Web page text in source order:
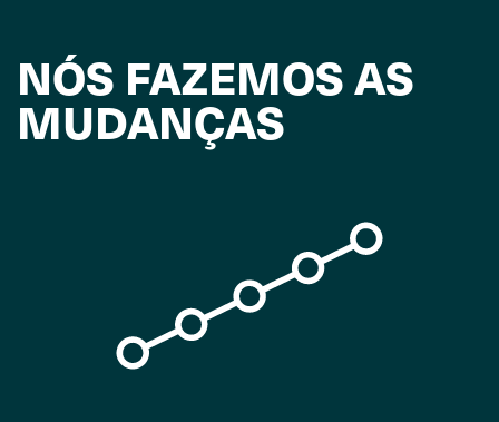
NÓS FAZEMOS AS
MUDANÇAS